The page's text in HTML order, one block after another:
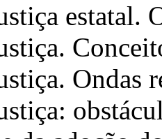
estatal.
Ondas